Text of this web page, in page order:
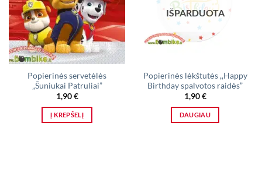
Popierinės servetėlės
„Šuniukai Patruliai”
1,90€
Į KREPŠELĮ
IŠPARDUOTA
Popierinės lėkštutės ,,Happy
Birthday spalvotos raidės”
1,90€
DAUGIAU